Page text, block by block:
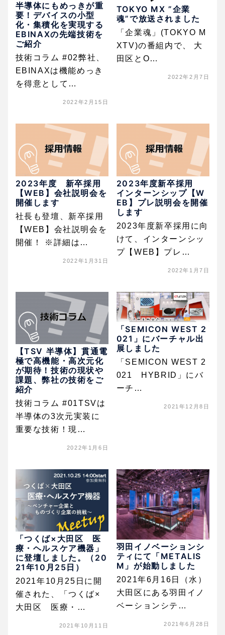
半導体にもめっきが重
要！デバイスの小型
化・集積化を実現する
EBINAXの先端技術を
ご紹介
技術コラム #02弊社、
EBINAXは機能めっき
を得意として…
2022年2月15日
TOKYO MX ”企業
魂”で放送されました
「企業魂」(TOKYO M
XTV)の番組内で、 大
田区とO…
2022年2月7日
2023年度 新卒採用
【WEB】会社説明会を
開催します
社長も登壇、新卒採用
【WEB】会社説明会を
開催！ ※詳細は…
2022年1月31日
2023年度新卒採用
インターンシップ【W
EB】プレ説明会を開催
します
2023年度新卒採用に向
けて、インターンシッ
プ【WEB】プレ…
2022年1月7日
【TSV 半導体】貫通電
極で高機能・高次元化
が期待！技術の現状や
課題、弊社の技術をご
紹介
技術コラム #01TSVは
半導体の3次元実装に
重要な技術！現…
2022年1月6日
「SEMICON WEST 2
021」にバーチャル出
展しました
「SEMICON WEST 2
021 HYBRID」にバ
ーチ…
2021年12月8日
「つくば×大田区 医
療・ヘルスケア機器」
に登壇しました。（20
21年10月25日）
2021年10月25日に開
催された、「つくば×
大田区 医療・…
2021年10月11日
羽田イノベーションシ
ティにて「METALIS
M」が始動しました
2021年6月16日（水）
大田区にある羽田イノ
ベーションシテ…
2021年6月28日